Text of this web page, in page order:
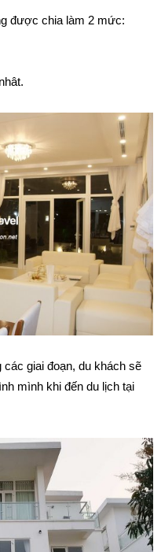
được chia làm 2 mức:
giai đoạn, du khách sẽ
mình khi đến du lịch tại